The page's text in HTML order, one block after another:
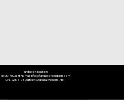
Fundación Eslabón
Tel: 3014003188 • E-mail:info@fundacioneslabon.com
Cra. 72 No.28-75 Belén Granada, Medellín - Ant.